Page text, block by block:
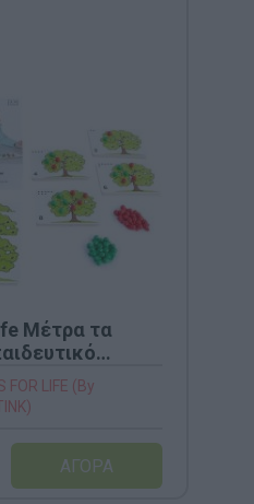
Μέτρα τα
FOR LIFE (By